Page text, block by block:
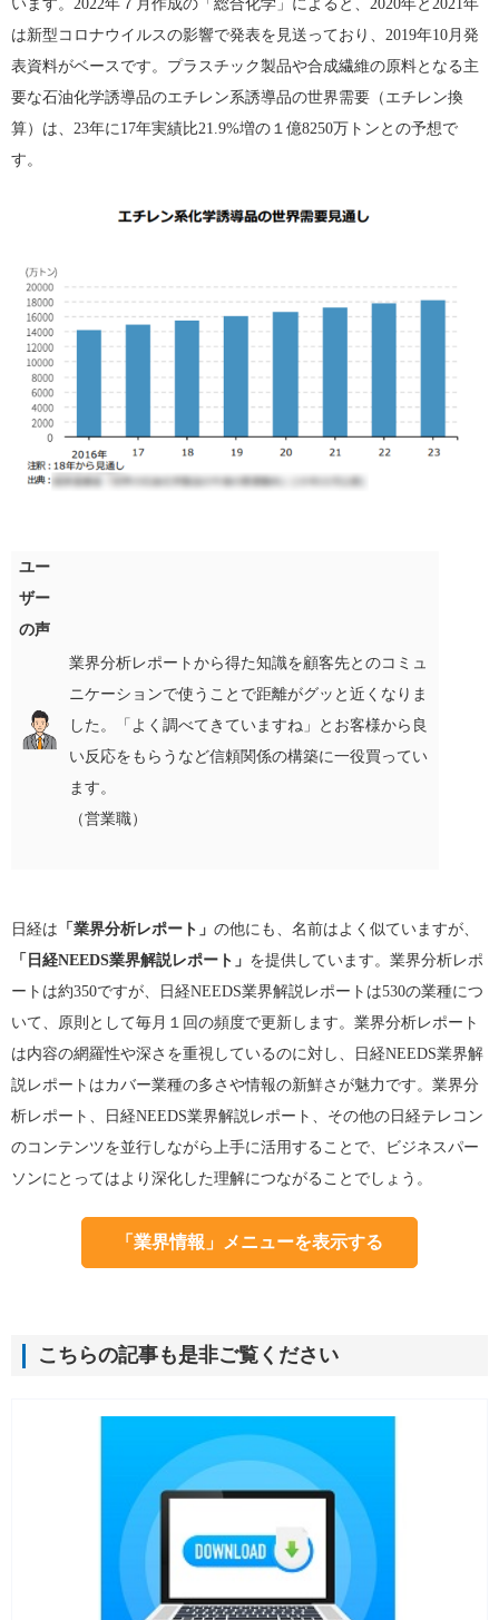
います。2022年７月作成の「総合化学」によると、2020年と2021年
は新型コロナウイルスの影響で発表を見送っており、2019年10月発
表資料がベースです。プラスチック製品や合成繊維の原料となる主
要な石油化学誘導品のエチレン系誘導品の世界需要（エチレン換
算）は、23年に17年実績比21.9%増の１億8250万トンとの予想で
す。
ユー
ザー
の声
業界分析レポートから得た知識を顧客先とのコミュ
ニケーションで使うことで距離がグッと近くなりま
した。「よく調べてきていますね」とお客様から良
い反応をもらうなど信頼関係の構築に一役買ってい
ます。
（営業職）
日経は 「業界分析レポート」 の他にも、名前はよく似ていますが、
「日経NEEDS業界解説レポート」 を提供しています。業界分析レポ
ートは約350ですが、日経NEEDS業界解説レポートは530の業種につ
いて、原則として毎月１回の頻度で更新します。業界分析レポート
は内容の網羅性や深さを重視しているのに対し、日経NEEDS業界解
説レポートはカバー業種の多さや情報の新鮮さが魅力です。業界分
析レポート、日経NEEDS業界解説レポート、その他の日経テレコン
のコンテンツを並行しながら上手に活用することで、ビジネスパー
ソンにとってはより深化した理解につながることでしょう。
「業界情報」メニューを表示する
こちらの記事も是非ご覧ください